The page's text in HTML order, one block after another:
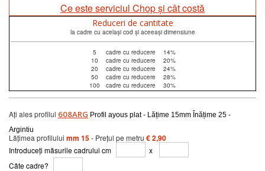
Ce este serviciul Chop și cât costă
Reduceri de cantitate
la cadre cu același cod și aceeași dimensiune
5 cadre cu reducere
14%
10
cadre cu reducere
20%
20
cadre cu reducere
24%
50
cadre cu reducere
28%
100
cadre cu reducere 30%
Ați ales profilul 608ARG Profil ayous plat - Lățime 15mm Înățime 25 -
Argintiu
Lățimea profilului mm 15- Prețul pe metru € 2,90
Introduceți măsurile cadrului cm
x
Câte cadre?